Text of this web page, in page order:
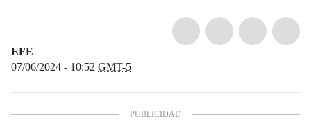
EFE
07/06/2024 - 10:52 GMT-5